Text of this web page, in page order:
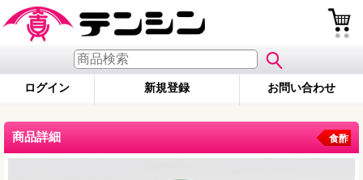
ログイン 新規登録 お問い合わせ
商品詳細 食酢